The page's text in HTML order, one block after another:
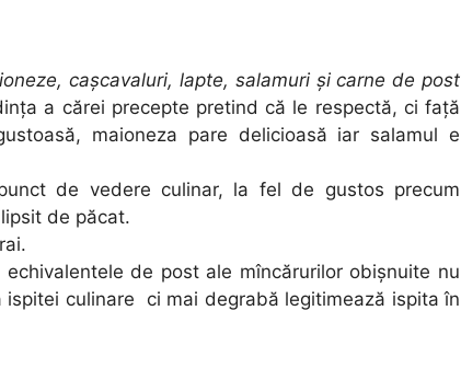
cașcavaluri, lapte, salamuri și carne de post
a cărei precepte pretind că le respectă, ci față
maioneza pare delicioasă iar salamul e
de vedere culinar, la fel de gustos precum
de păcat.
de post ale mîncărurilor obișnuite nu
culinare ci mai degrabă legitimează ispita în